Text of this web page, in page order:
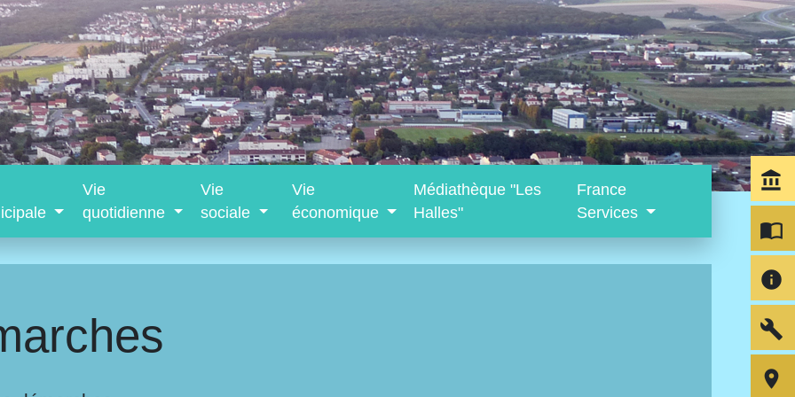
Vie
quotidienne
Vie
sociale
Vie
économique
Médiathèque "Les
Halles"
France
Services
account_balance
import_contacts
info
build
room